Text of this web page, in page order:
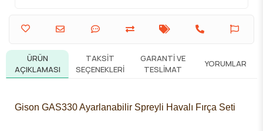
ÜRÜN
AÇIKLAMASI
TAKSIT
SEÇENEKLERI
GARANTI VE
TESLIMAT
YORUMLAR
Gison GAS330 Ayarlanabilir Spreyli Havalı Fırça Seti